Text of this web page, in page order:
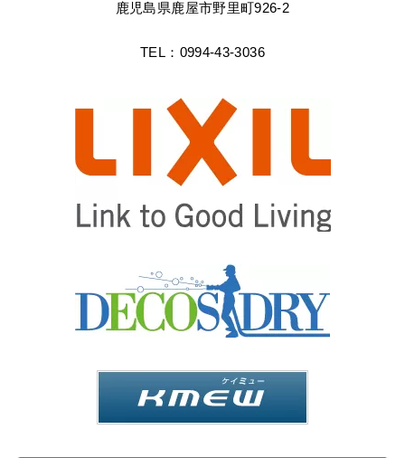
鹿児島県鹿屋市野里町926-2
TEL：0994-43-3036